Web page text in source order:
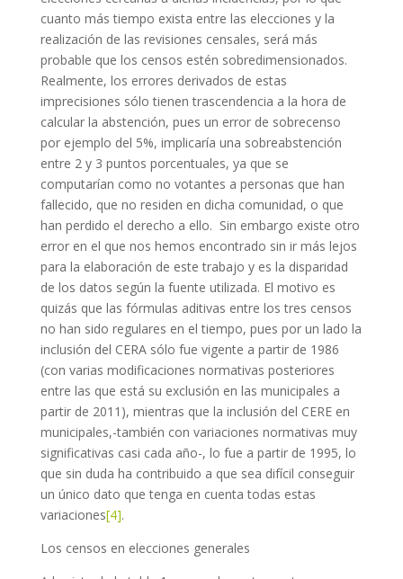
cuanto más tiempo exista entre las elecciones y la
realización de las revisiones censales, será más
probable que los censos estén sobredimensionados.
Realmente, los errores derivados de estas
imprecisiones sólo tienen trascendencia a la hora de
calcular la abstención, pues un error de sobrecenso
por ejemplo del 5%, implicaría una sobreabstención
entre 2 y 3 puntos porcentuales, ya que se
computarían como no votantes a personas que han
fallecido, que no residen en dicha comunidad, o que
han perdido el derecho a ello. Sin embargo existe otro
error en el que nos hemos encontrado sin ir más lejos
para la elaboración de este trabajo y es la disparidad
de los datos según la fuente utilizada. El motivo es
quizás que las fórmulas aditivas entre los tres censos
no han sido regulares en el tiempo, pues por un lado la
inclusión del CERA sólo fue vigente a partir de 1986
(con varias modificaciones normativas posteriores
entre las que está su exclusión en las municipales a
partir de 2011), mientras que la inclusión del CERE en
municipales,-también con variaciones normativas muy
significativas casi cada año-, lo fue a partir de 1995, lo
que sin duda ha contribuido a que sea difícil conseguir
un único dato que tenga en cuenta todas estas
variaciones[4].
Los censos en elecciones generales